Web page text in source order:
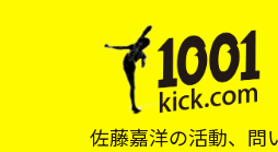
佐藤嘉洋の活動、問